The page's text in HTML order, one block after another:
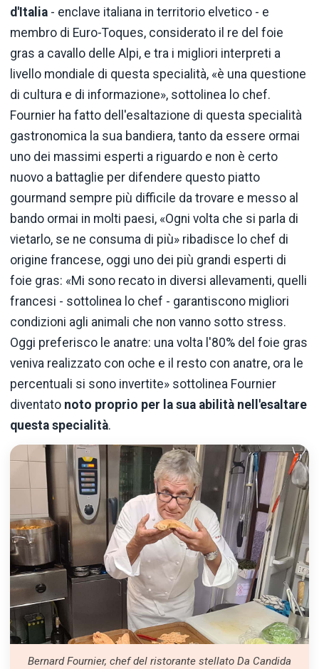
d'Italia - enclave italiana in territorio elvetico - e
membro di Euro-Toques, considerato il re del foie
gras a cavallo delle Alpi, e tra i migliori interpreti a
livello mondiale di questa specialità, «è una questione
di cultura e di informazione», sottolinea lo chef.
Fournier ha fatto dell'esaltazione di questa specialità
gastronomica la sua bandiera, tanto da essere ormai
uno dei massimi esperti a riguardo e non è certo
nuovo a battaglie per difendere questo piatto
gourmand sempre più difficile da trovare e messo al
bando ormai in molti paesi, «Ogni volta che si parla di
vietarlo, se ne consuma di più» ribadisce lo chef di
origine francese, oggi uno dei più grandi esperti di
foie gras: «Mi sono recato in diversi allevamenti, quelli
francesi - sottolinea lo chef - garantiscono migliori
condizioni agli animali che non vanno sotto stress.
Oggi preferisco le anatre: una volta l'80% del foie gras
veniva realizzato con oche e il resto con anatre, ora le
percentuali si sono invertite» sottolinea Fournier
diventato noto proprio per la sua abilità nell'esaltare
questa specialità.
Bernard Fournier, chef del ristorante stellato Da Candida